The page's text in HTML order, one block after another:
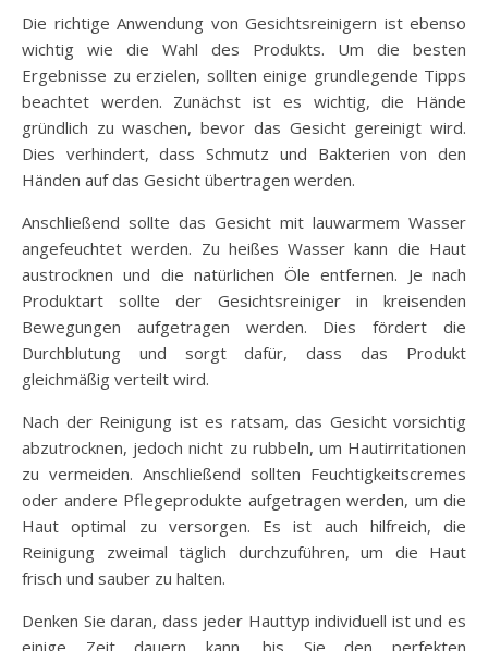
Die richtige Anwendung von Gesichtsreinigern ist ebenso
wichtig wie die Wahl des Produkts. Um die besten
Ergebnisse zu erzielen, sollten einige grundlegende Tipps
beachtet werden. Zunächst ist es wichtig, die Hände
gründlich zu waschen, bevor das Gesicht gereinigt wird.
Dies verhindert, dass Schmutz und Bakterien von den
Händen auf das Gesicht übertragen werden.
Anschließend sollte das Gesicht mit lauwarmem Wasser
angefeuchtet werden. Zu heißes Wasser kann die Haut
austrocknen und die natürlichen Öle entfernen. Je nach
Produktart sollte der Gesichtsreiniger in kreisenden
Bewegungen aufgetragen werden. Dies fördert die
Durchblutung und sorgt dafür, dass das Produkt
gleichmäßig verteilt wird.
Nach der Reinigung ist es ratsam, das Gesicht vorsichtig
abzutrocknen, jedoch nicht zu rubbeln, um Hautirritationen
zu vermeiden. Anschließend sollten Feuchtigkeitscremes
oder andere Pflegeprodukte aufgetragen werden, um die
Haut optimal zu versorgen. Es ist auch hilfreich, die
Reinigung zweimal täglich durchzuführen, um die Haut
frisch und sauber zu halten.
Denken Sie daran, dass jeder Hauttyp individuell ist und es
einige Zeit dauern kann, bis Sie den perfekten